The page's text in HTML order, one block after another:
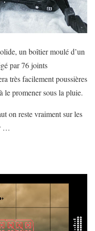
un boîtier moulé d’un
par 76 joints
très facilement poussières
le promener sous la pluie.
on reste vraiment sur les
…